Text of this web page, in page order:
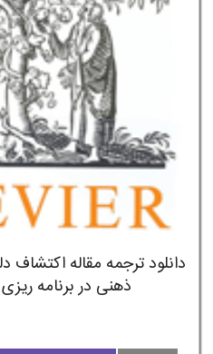
دانلود ترجمه مقاله
ذهنی در برنامه